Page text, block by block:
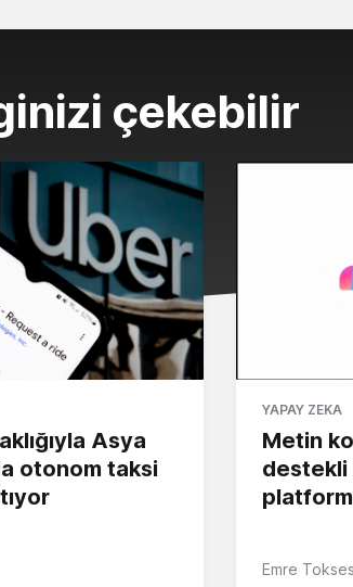
çekebilir
Asya
otonom taksi
YAPAY ZEKA
Metin
destekli
Emre Tokses